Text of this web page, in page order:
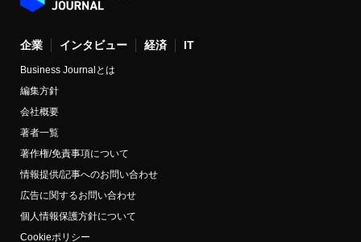
企業 インタビュー 経済 IT
Business Journalとは
編集方針
会社概要
著者一覧
著作権/免責事項について
情報提供/記事へのお問い合わせ
広告に関するお問い合わせ
個人情報保護方針について
Cookieポリシー